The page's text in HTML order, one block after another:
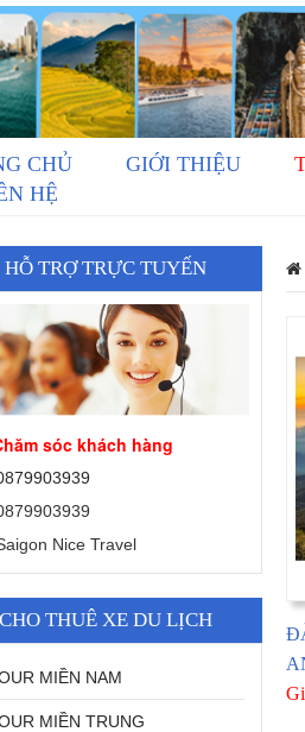
CHỦ GIỚI THIỆU
HỆ
HỖ TRỢ TRỰC TUYẾN
sóc khách hàng
Nice Travel
CHO THUÊ XE DU LỊCH
MIỀN NAM
MIỀN TRUNG